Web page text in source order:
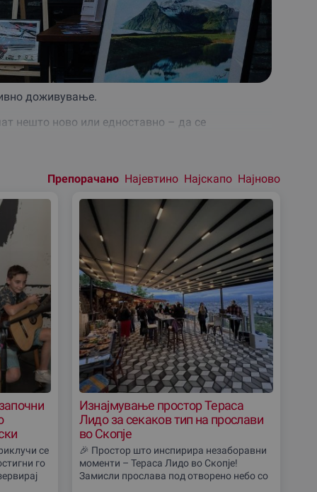
доживување.
нешто ново или едноставно – да се
ќе најдете нешто соодветно:
ќе го подготвиме.
Inspire creativity and turn your gift into a
ose punëtori kreative. Një përvojë ndryshe që
Подреди
според:
Препорачано Најевтино Најскапо Најново
се
го
Изнајмување простор Тераса
Лидо за секаков тип на прослави
во Скопје
🎉 Простор што инспирира незаборавни
моменти – Тераса Лидо во Скопје!
Замисли прослава под отворено небо со